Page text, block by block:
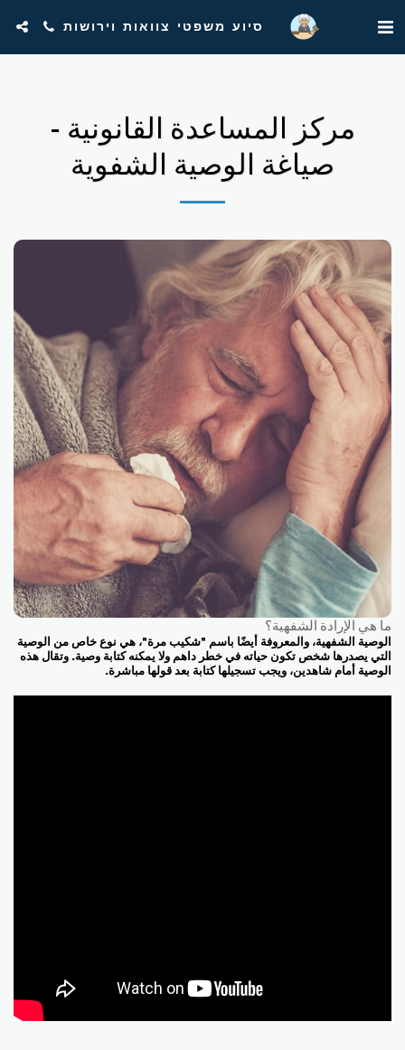
סיוע משפטי צוואות וירושות
مركز المساعدة القانونية -
صياغة الوصية الشفوية
ما هي الإرادة الشفهية؟
الوصية الشفهية، والمعروفة أيضًا باسم "شكيب مرة"، هي نوع خاص من الوصية
التي يصدرها شخص تكون حياته في خطر داهم ولا يمكنه كتابة وصية. وتقال هذه
الوصية أمام شاهدين، ويجب تسجيلها كتابة بعد قولها مباشرة.